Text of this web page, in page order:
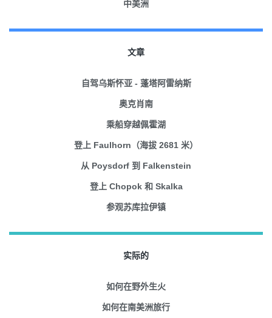
中美洲
文章
自驾乌斯怀亚 - 蓬塔阿雷纳斯
奥克肖南
乘船穿越佩霍湖
登上 Faulhorn（海拔 2681 米）
从 Poysdorf 到 Falkenstein
登上 Chopok 和 Skalka
参观苏库拉伊镇
实际的
如何在野外生火
如何在南美洲旅行